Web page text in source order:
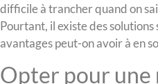
difficile à trancher quand on
Pourtant, il existe des solutions
avantages peut-on avoir à en
Opter pour une